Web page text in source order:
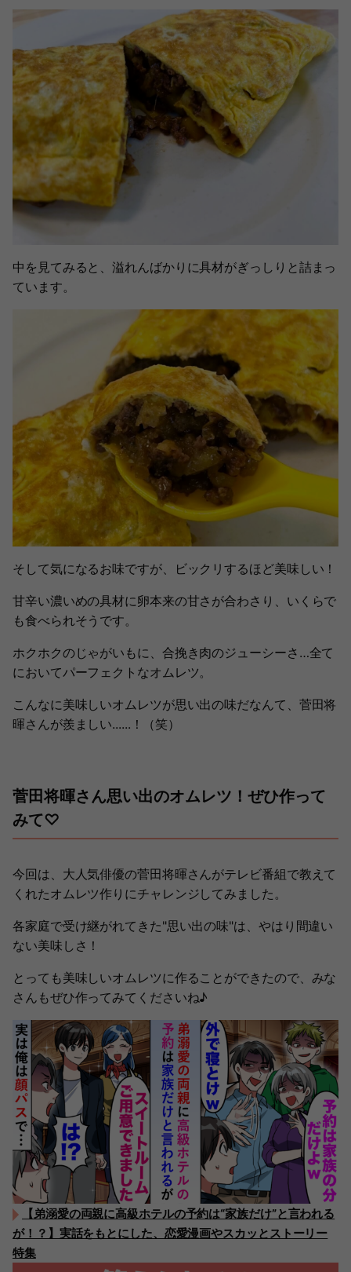
中を見てみると、溢れんばかりに具材がぎっしりと詰まっ
ています。
そして気になるお味ですが、ビックリするほど美味しい！
甘辛い濃いめの具材に卵本来の甘さが合わさり、いくらで
も食べられそうです。
ホクホクのじゃがいもに、合挽き肉のジューシーさ…全て
においてパーフェクトなオムレツ。
こんなに美味しいオムレツが思い出の味だなんて、菅田将
暉さんが羨ましい......！（笑）
菅田将暉さん思い出のオムレツ！ぜひ作って
みて♡
今回は、大人気俳優の菅田将暉さんがテレビ番組で教えて
くれたオムレツ作りにチャレンジしてみました。
各家庭で受け継がれてきた"思い出の味"は、やはり間違い
ない美味しさ！
とっても美味しいオムレツに作ることができたので、みな
さんもぜひ作ってみてくださいね♪
【弟溺愛の両親に高級ホテルの予約は“家族だけ”と言われる
が！？】実話をもとにした、恋愛漫画やスカッとストーリー
特集